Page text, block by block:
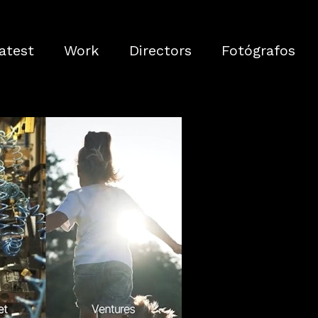
Work Directors Fotógrafos